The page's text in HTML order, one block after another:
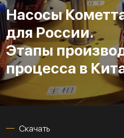
Насосы
для России.
Этапы
процесса в
Скачать